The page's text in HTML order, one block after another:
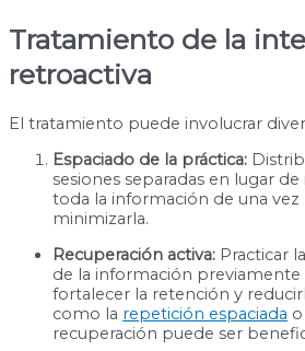
Tratamiento de la
retroactiva
El tratamiento puede involucrar
Espaciado de la práctica:
sesiones separadas en lugar
toda la información de una vez
minimizarla.
Recuperación activa: Practicar
de la información
fortalecer la retención y
como la repetición espaciada
recuperación puede ser